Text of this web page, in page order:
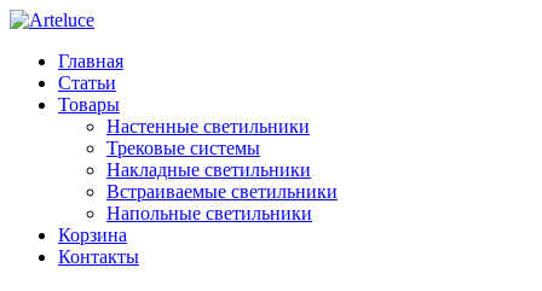
Главная
Статьи
Товары
Настенные светильники
Трековые системы
Накладные светильники
Встраиваемые светильники
Напольные светильники
Корзина
Контакты